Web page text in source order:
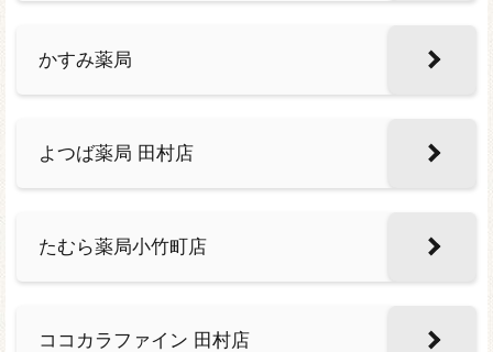
かすみ薬局
よつば薬局 田村店
たむら薬局小竹町店
ココカラファイン 田村店